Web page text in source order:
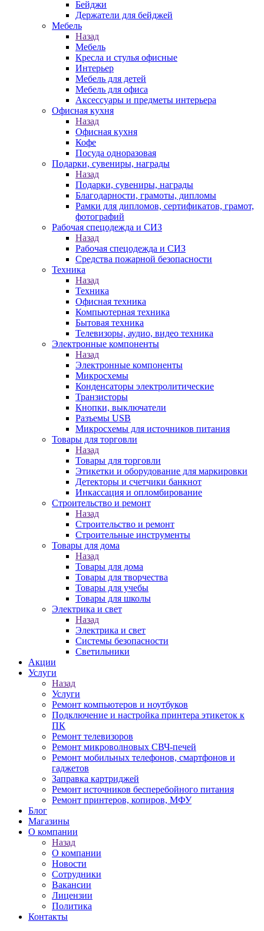
Бейджи
Держатели для бейджей
Мебель
Назад
Мебель
Кресла и стулья офисные
Интерьер
Мебель для детей
Мебель для офиса
Аксессуары и предметы интерьера
Офисная кухня
Назад
Офисная кухня
Кофе
Посуда одноразовая
Подарки, сувениры, награды
Назад
Подарки, сувениры, награды
Благодарности, грамоты, дипломы
Рамки для дипломов, сертификатов, грамот,
фотографий
Рабочая спецодежда и СИЗ
Назад
Рабочая спецодежда и СИЗ
Средства пожарной безопасности
Техника
Назад
Техника
Офисная техника
Компьютерная техника
Бытовая техника
Телевизоры, аудио, видео техника
Электронные компоненты
Назад
Электронные компоненты
Микросхемы
Конденсаторы электролитические
Транзисторы
Кнопки, выключатели
Разъемы USB
Микросхемы для источников питания
Товары для торговли
Назад
Товары для торговли
Этикетки и оборудование для маркировки
Детекторы и счетчики банкнот
Инкассация и опломбирование
Строительство и ремонт
Назад
Строительство и ремонт
Строительные инструменты
Товары для дома
Назад
Товары для дома
Товары для творчества
Товары для учебы
Товары для школы
Электрика и свет
Назад
Электрика и свет
Системы безопасности
Светильники
Акции
Услуги
Назад
Услуги
Ремонт компьютеров и ноутбуков
Подключение и настройка принтера этикеток к
ПК
Ремонт телевизоров
Ремонт микроволновых СВЧ-печей
Ремонт мобильных телефонов, смартфонов и
гаджетов
Заправка картриджей
Ремонт источников бесперебойного питания
Ремонт принтеров, копиров, МФУ
Блог
Магазины
О компании
Назад
О компании
Новости
Сотрудники
Вакансии
Лицензии
Политика
Контакты